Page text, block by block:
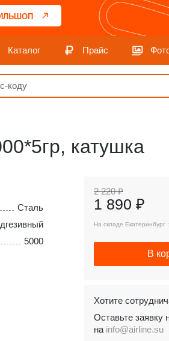
Каталог Прайс
катушка
Сталь
5000
2 220 ₽
1 890 ₽
На складе Екатеринбург :
В
Хотите
Оставьте заявку
на info@airline.su